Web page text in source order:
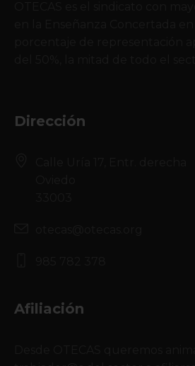
Dirección
Afiliación